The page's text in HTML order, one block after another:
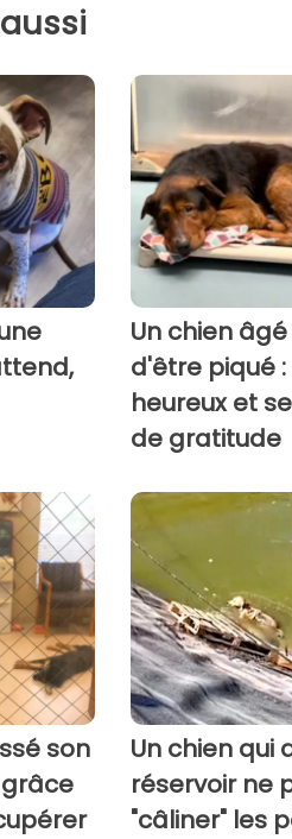
Un chien
d'être piqué
heureux et
de gratitude
son
Un chien qui
réservoir ne
"câliner" les